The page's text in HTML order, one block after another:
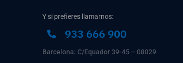
Y si prefieres llamarnos:
933 666 900
Barcelona: C/Equador 39-45 – 08029